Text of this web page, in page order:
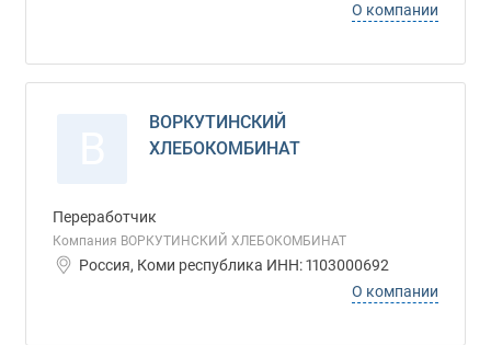
О компании
ВОРКУТИНСКИЙ
ХЛЕБОКОМБИНАТ
Переработчик
Компания ВОРКУТИНСКИЙ ХЛЕБОКОМБИНАТ
Россия, Коми республика ИНН: 1103000692
О компании